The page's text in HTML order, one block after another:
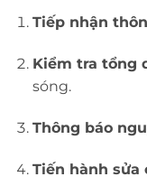
Tiếp nhận
Kiểm tra tổng
sóng.
Thông báo
Tiến hành sửa